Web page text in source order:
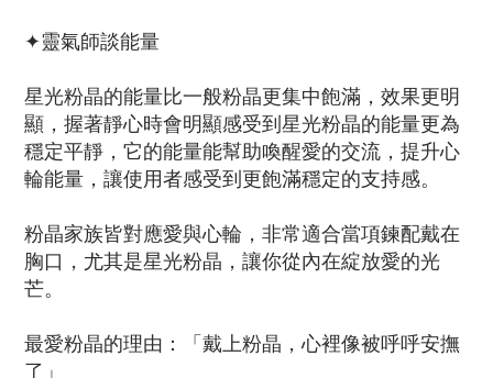
✦靈氣師談能量
星光粉晶的能量比一般粉晶更集中飽滿，效果更明
顯，握著靜心時會明顯感受到星光粉晶的能量更為
穩定平靜，它的能量能幫助喚醒愛的交流，提升心
輪能量，讓使用者感受到更飽滿穩定的支持感。
粉晶家族皆對應愛與心輪，非常適合當項鍊配戴在
胸口，尤其是星光粉晶，讓你從內在綻放愛的光
芒。
最愛粉晶的理由：「戴上粉晶，心裡像被呼呼安撫
了」